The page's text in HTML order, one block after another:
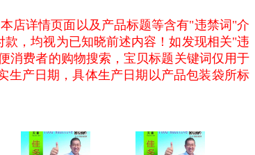
店详情页面以及产品标题等含有"违禁词"介
，均视为已知晓前述内容！如发现相关"违
消费者的购物搜索，宝贝标题关键词仅用于
生产日期，具体生产日期以产品包装袋所标